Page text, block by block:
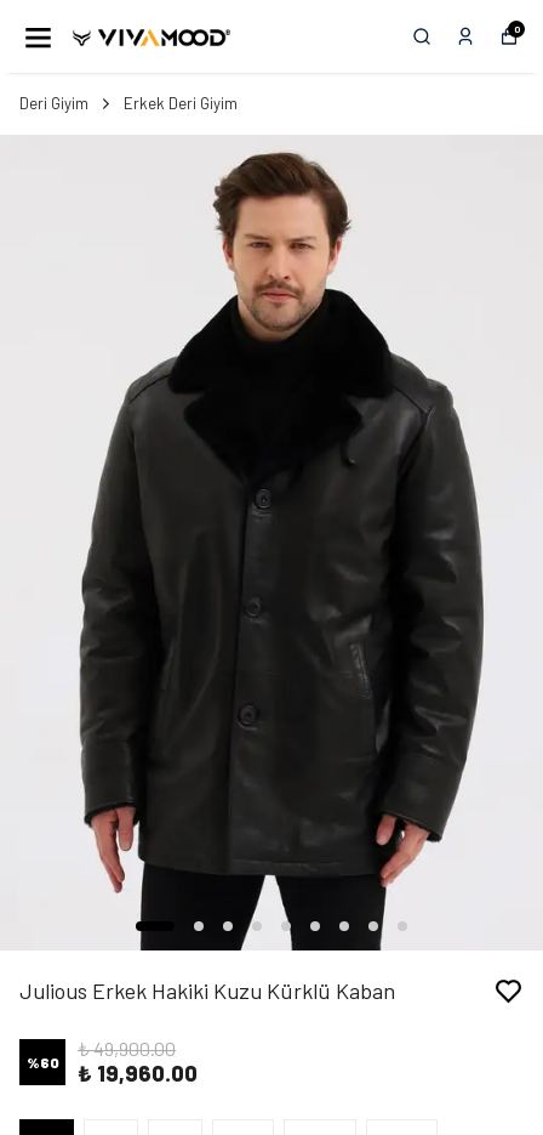
0
Deri Giyim Erkek Deri Giyim
Julious Erkek Hakiki Kuzu Kürklü Kaban
%60
₺ 49,900.00
₺ 19,960.00